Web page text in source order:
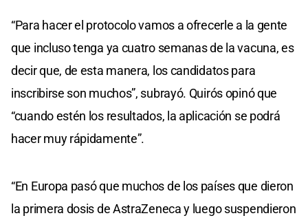
“Para hacer el protocolo vamos a ofrecerle a la gente
que incluso tenga ya cuatro semanas de la vacuna, es
decir que, de esta manera, los candidatos para
inscribirse son muchos”, subrayó. Quirós opinó que
“cuando estén los resultados, la aplicación se podrá
hacer muy rápidamente”.
“En Europa pasó que muchos de los países que dieron
la primera dosis de AstraZeneca y luego suspendieron